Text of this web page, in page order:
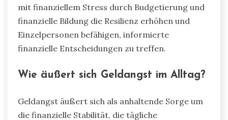
mit finanziellem Stress durch Budgetierung und
finanzielle Bildung die Resilienz erhöhen und
Einzelpersonen befähigen, informierte
finanzielle Entscheidungen zu treffen.
Wie äußert sich Geldangst im Alltag?
Geldangst äußert sich als anhaltende Sorge um
die finanzielle Stabilität, die tägliche